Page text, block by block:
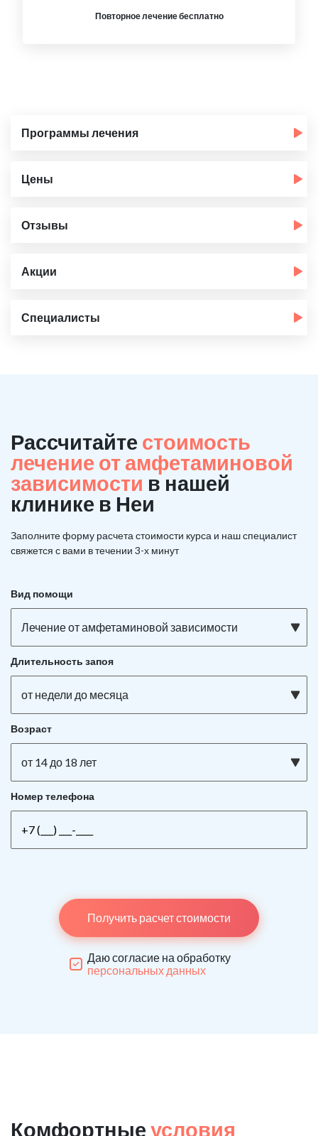
Повторное лечение бесплатно
Программы лечения
Цены
Отзывы
Акции
Специалисты
Рассчитайте стоимость
лечение от амфетаминовой
зависимости в нашей
клинике в Неи
Заполните форму расчета стоимости курса и наш специалист
свяжется с вами в течении 3-х минут
Вид помощи
Лечение от амфетаминовой зависимости
Длительность запоя
от недели до месяца
Возраст
от 14 до 18 лет
Номер телефона
Получить расчет стоимости
Даю согласие на обработку
персональных данных
Комфортные условия